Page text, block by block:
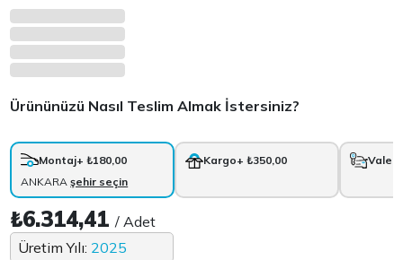
Ürününüzü Nasıl Teslim Almak İstersiniz?
Montaj+ ₺180,00
ANKARAşehir seçin
Kargo+ ₺350,00 Vale
₺6.314,41/ Adet
Üretim Yılı: 2025